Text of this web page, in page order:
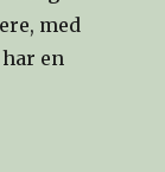
med
en